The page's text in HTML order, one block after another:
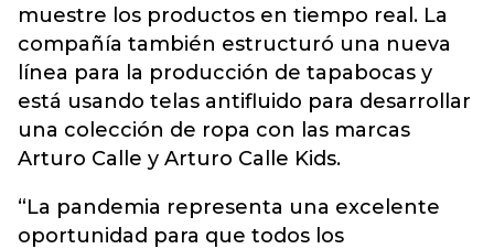
muestre los productos en tiempo real. La
compañía también estructuró una nueva
línea para la producción de tapabocas y
está usando telas antifluido para desarrollar
una colección de ropa con las marcas
Arturo Calle y Arturo Calle Kids.
“La pandemia representa una excelente
oportunidad para que todos los